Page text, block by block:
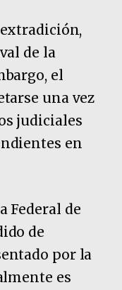
de la
el
una vez
judiciales
en
Federal de
de
por la
es